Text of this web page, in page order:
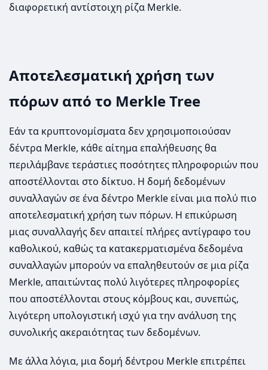
διαφορετική αντίστοιχη ρίζα Merkle.
Αποτελεσματική χρήση των
πόρων από το Merkle Tree
Εάν τα κρυπτονομίσματα δεν χρησιμοποιούσαν
δέντρα Merkle, κάθε αίτημα επαλήθευσης θα
περιλάμβανε τεράστιες ποσότητες πληροφοριών που
αποστέλλονται στο δίκτυο. Η δομή δεδομένων
συναλλαγών σε ένα δέντρο Merkle είναι μια πολύ πιο
αποτελεσματική χρήση των πόρων. Η επικύρωση
μιας συναλλαγής δεν απαιτεί πλήρες αντίγραφο του
καθολικού, καθώς τα κατακερματισμένα δεδομένα
συναλλαγών μπορούν να επαληθευτούν σε μια ρίζα
Merkle, απαιτώντας πολύ λιγότερες πληροφορίες
που αποστέλλονται στους κόμβους και, συνεπώς,
λιγότερη υπολογιστική ισχύ για την ανάλυση της
συνολικής ακεραιότητας των δεδομένων.
Με άλλα λόγια, μια δομή δέντρου Merkle επιτρέπει